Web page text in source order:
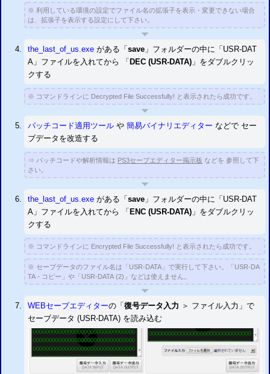
追加バイオハザード4 HD 改造方法 チェックサム修正方法
追加ファイナルファンタジーX HD 改造方法
追加キングダムハーツII 改造方法 チェックサム修正方法
追加 戦国無双4 改造方法 チェックサム修正方法
ドラゴンズドグマ／ドラゴンズドグマ：ダークアリズン 改造方法
圧縮の解凍方法
2016/01/28
新作「ドラクエビルダーズ」のセーブデータは「PRMDAT.BIN」を改造して下さ
2016/01/21
バイオハザード0 HD
」と「龍が如く 極」に対応
2016/01/21
PS3
2016/01/21
PS3 バイオハザード HDリマスター 改造方法 二重暗号化の復号方法
2016/01/09
PS3バイオハザード リベレーションズ2 改造方法 二重暗号化の復号方法
2016/01/05
チェックサム修正設定対応タイトルを追加しました。
2015/10/31
チェックサム修正設定に未対応だった一部のタイトルのチェックサム修正設定
に対応しました。
「ガンダム無双」 「真・北斗無双」 「戦国BASARA 3／3 宴」 「バイオハザード オペレーショ
ン・ラクーンシティ」 「デビル・メイ・クライHDコレクションDmC
ーティー モダン・ウォーフェア3／CoD ゴースト」
2015/10/27
未対応だった標準暗号化されていないタイトルの読込に対応しました。
「アサシンクリード／II」 「バイオショック／2」 「バトルフィールド バッドカンパニー」 「コ
ス・オブ・ペルシャ 2008／忘却の砂」 「リトルビッグプラネット／2／3」 「機動戦士ガンダム
ターゲットインサイト」など
2015/09/11
グランド・セフト・オートV
グランド・セフト・オー
※ 利用している環境の設定でファイル名の拡張子を表示・変更できない場合
は、拡張子を表示する設定にして下さい。
the_last_of_us.exe がある 「 save 」フォルダーの中に「USR-DAT
A」ファイルを入れてから
「 DEC (USR-DATA) 」をダブルクリッ
クする
※ コマンドラインに Decrypted File Successfully! と表示されたら成功です。
パッチコード適用ツール や 簡易バイナリエディター などで セー
ブデータを改造する
⇒ パッチコードや解析情報は PS3セーブエディター掲示板 などを 参照して下
さい。
the_last_of_us.exe がある 「 save 」フォルダーの中に「USR-DAT
A」ファイルを入れてから
「 ENC (USR-DATA) 」をダブルクリッ
クする
※ コマンドラインに Encrypted File Successfully! と表示されたら成功です。
※ セーブデータのファイル名は「USR-DATA」で実行して下さい。「USR-DA
TA - コピー」や「USR-DATA (2)」などは使えません。
WEBセーブエディターの「 復号データ入力 ＞ ファイル入力」で
セーブデータ (USR-DATA) を読み込む